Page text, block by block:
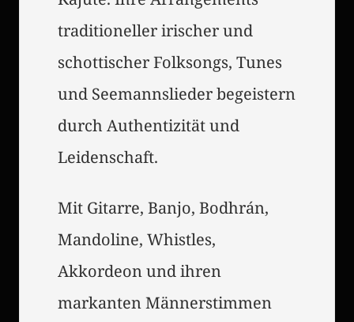
traditioneller irischer und
schottischer Folksongs, Tunes
und Seemannslieder begeistern
durch Authentizität und
Leidenschaft.
Mit Gitarre, Banjo, Bodhrán,
Mandoline, Whistles,
Akkordeon und ihren
markanten Männerstimmen